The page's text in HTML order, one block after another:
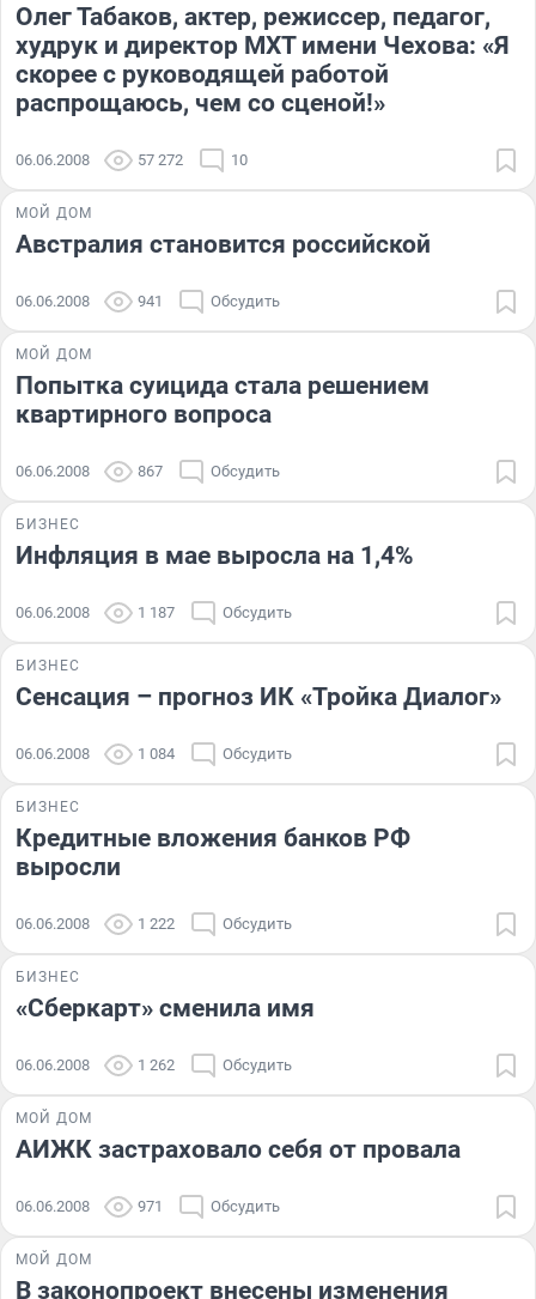
Олег Табаков, актер, режиссер, педагог,
худрук и директор МХТ имени Чехова: «Я
скорее с руководящей работой
распрощаюсь, чем со сценой!»
06.06.2008 57 272 10
МОЙ ДОМ
Австралия становится российской
06.06.2008 941 Обсудить
МОЙ ДОМ
Попытка суицида стала решением
квартирного вопроса
06.06.2008 867 Обсудить
БИЗНЕС
Инфляция в мае выросла на 1,4%
06.06.2008 1 187 Обсудить
БИЗНЕС
Сенсация – прогноз ИК «Тройка Диалог»
06.06.2008 1 084 Обсудить
БИЗНЕС
Кредитные вложения банков РФ
выросли
06.06.2008 1 222 Обсудить
БИЗНЕС
«Сберкарт» сменила имя
06.06.2008 1 262 Обсудить
МОЙ ДОМ
АИЖК застраховало себя от провала
06.06.2008 971 Обсудить
МОЙ ДОМ
В законопроект внесены изменения